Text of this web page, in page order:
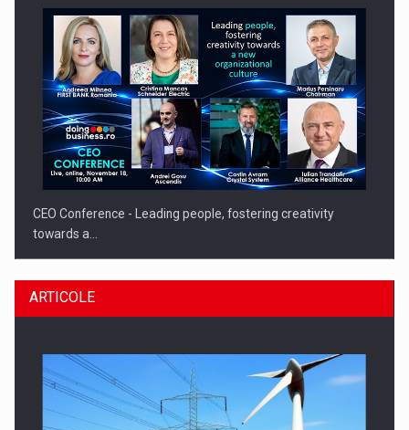
CEO Conference - Leading people, fostering creativity
towards a…
ARTICOLE